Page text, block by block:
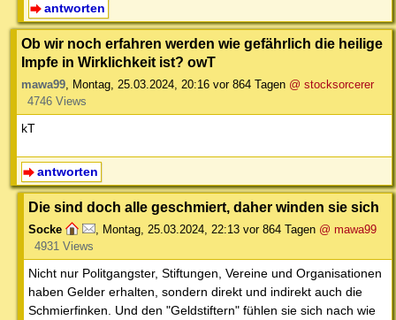
antworten
Ob wir noch erfahren werden wie gefährlich die heilige
Impfe in Wirklichkeit ist? owT
mawa99 Montag, 25.03.2024, 20:16 vor 864 Tagen @ stocksorcerer
4746 Views
kT
antworten
Die sind doch alle geschmiert, daher winden sie sich
Socke Montag, 25.03.2024, 22:13 vor 864 Tagen @ mawa99
4931 Views
Nicht nur Politgangster, Stiftungen, Vereine und Organisationen
haben Gelder erhalten, sondern direkt und indirekt auch die
Schmierfinken. Und den "Geldstiftern" fühlen sie sich nach wie